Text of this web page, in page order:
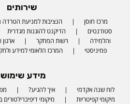
שירותים
מרכז חוסן הנציבות למניעת הטרדה
סטודנטים
הדיקנט להוגנות מגדרית
והלמידה
רשות המחקר
פמיניסטי
המרכז הלאומי למידע
מידע
לוח שנה אקדמי איך להגיע?
מיקומי קפיטריות
מיקומי